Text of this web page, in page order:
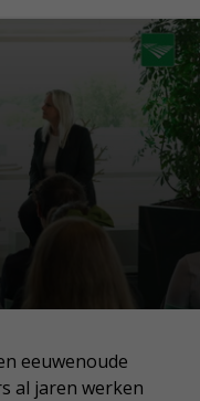
eeuwenoude
al jaren werken